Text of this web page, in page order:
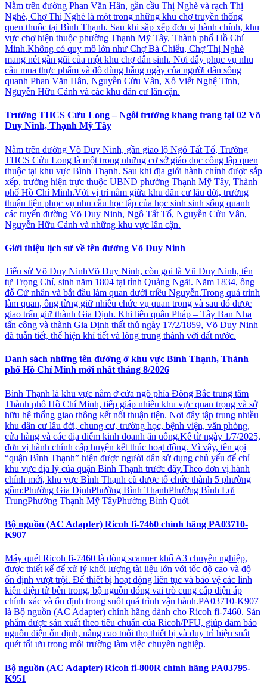
Nằm trên đường Phan Văn Hân, gần cầu Thị Nghè và rạch Thị
Nghè, Chợ Thị Nghè là một trong những khu chợ truyền thống
quen thuộc tại Bình Thạnh. Sau khi sắp xếp đơn vị hành chính, khu
vực chợ hiện thuộc phường Thạnh Mỹ Tây, Thành phố Hồ Chí
Minh.Không có quy mô lớn như Chợ Bà Chiểu, Chợ Thị Nghè
mang nét gần gũi của một khu chợ dân sinh. Nơi đây phục vụ nhu
cầu mua thực phẩm và đồ dùng hằng ngày của người dân sống
quanh Phan Văn Hân, Nguyễn Cửu Vân, Xô Viết Nghệ Tĩnh,
Nguyễn Hữu Cảnh và các khu dân cư lân cận.
Trường THCS Cửu Long – Ngôi trường khang trang tại 02 Võ
Duy Ninh, Thạnh Mỹ Tây
Nằm trên đường Võ Duy Ninh, gần giao lộ Ngô Tất Tố, Trường
THCS Cửu Long là một trong những cơ sở giáo dục công lập quen
thuộc tại khu vực Bình Thạnh. Sau khi địa giới hành chính được sắp
xếp, trường hiện trực thuộc UBND phường Thạnh Mỹ Tây, Thành
phố Hồ Chí Minh.Với vị trí nằm giữa khu dân cư lâu đời, trường
thuận tiện phục vụ nhu cầu học tập của học sinh sinh sống quanh
các tuyến đường Võ Duy Ninh, Ngô Tất Tố, Nguyễn Cửu Vân,
Nguyễn Hữu Cảnh và những khu vực lân cận.
Giới thiệu lịch sử về tên đường Võ Duy Ninh
Tiểu sử Võ Duy NinhVõ Duy Ninh, còn gọi là Vũ Duy Ninh, tên
tự Trọng Chí, sinh năm 1804 tại tỉnh Quảng Ngãi. Năm 1834, ông
đỗ Cử nhân và bắt đầu làm quan dưới triều Nguyễn.Trong quá trình
làm quan, ông từng giữ nhiều chức vụ quan trọng và sau đó được
giao trấn giữ thành Gia Định. Khi liên quân Pháp – Tây Ban Nha
tấn công và thành Gia Định thất thủ ngày 17/2/1859, Võ Duy Ninh
đã tuẫn tiết, thể hiện khí tiết và lòng trung thành với đất nước.
Danh sách những tên đường ở khu vực Bình Thạnh, Thành
phố Hồ Chí Minh mới nhất tháng 8/2026
Bình Thạnh là khu vực nằm ở cửa ngõ phía Đông Bắc trung tâm
Thành phố Hồ Chí Minh, tiếp giáp nhiều khu vực quan trọng và sở
hữu hệ thống giao thông kết nối thuận tiện. Nơi đây tập trung nhiều
khu dân cư lâu đời, chung cư, trường học, bệnh viện, văn phòng,
cửa hàng và các địa điểm kinh doanh ăn uống.Kể từ ngày 1/7/2025,
đơn vị hành chính cấp huyện kết thúc hoạt động. Vì vậy, tên gọi
“quận Bình Thạnh” hiện được người dân sử dụng chủ yếu để chỉ
khu vực địa lý của quận Bình Thạnh trước đây.Theo đơn vị hành
chính mới, khu vực Bình Thạnh cũ được tổ chức thành 5 phường
gồm:Phường Gia ĐịnhPhường Bình ThạnhPhường Bình Lợi
TrungPhường Thạnh Mỹ TâyPhường Bình Quới
Bộ nguồn (AC Adapter) Ricoh fi-7460 chính hãng PA03710-
K907
Máy quét Ricoh fi-7460 là dòng scanner khổ A3 chuyên nghiệp,
được thiết kế để xử lý khối lượng tài liệu lớn với tốc độ cao và độ
ổn định vượt trội. Để thiết bị hoạt động liên tục và bảo vệ các linh
kiện điện tử bên trong, bộ nguồn đóng vai trò cung cấp điện áp
chính xác và ổn định trong suốt quá trình vận hành.PA03710-K907
là Bộ nguồn (AC Adapter) chính hãng dành cho Ricoh fi-7460. Sản
phẩm được sản xuất theo tiêu chuẩn của Ricoh/PFU, giúp đảm bảo
nguồn điện ổn định, nâng cao tuổi thọ thiết bị và duy trì hiệu suất
quét tối ưu trong môi trường làm việc chuyên nghiệp.
Bộ nguồn (AC Adapter) Ricoh fi-800R chính hãng PA03795-
K951